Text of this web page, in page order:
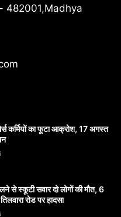
482001,Madhya
कर्मियों का फूटा आक्रोश, 17 अगस्त
से स्कूटी सवार दो लोगों की मौत, 6
रोड पर हादसा